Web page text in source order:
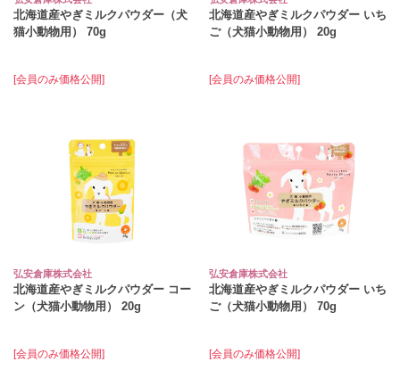
北海道産やぎミルクパウダー（犬
猫小動物用） 70g
[会員のみ価格公開]
北海道産やぎミルクパウダー いち
ご（犬猫小動物用） 20g
[会員のみ価格公開]
弘安倉庫株式会社
北海道産やぎミルクパウダー コー
ン（犬猫小動物用） 20g
[会員のみ価格公開]
弘安倉庫株式会社
北海道産やぎミルクパウダー いち
ご（犬猫小動物用） 70g
[会員のみ価格公開]